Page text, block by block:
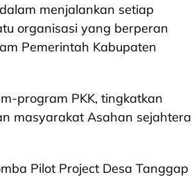
menjalankan setiap
organisasi yang berperan
Pemerintah Kabupaten
program PKK, tingkatkan
masyarakat Asahan sejahtera
Pilot Project Desa Tanggap